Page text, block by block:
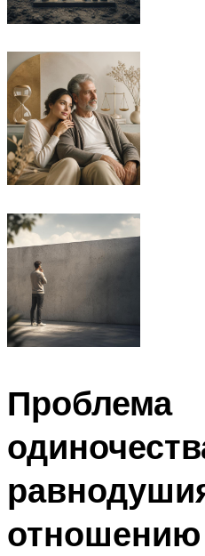
Проблема
отношению